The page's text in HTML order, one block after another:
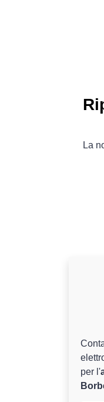
La
per l'